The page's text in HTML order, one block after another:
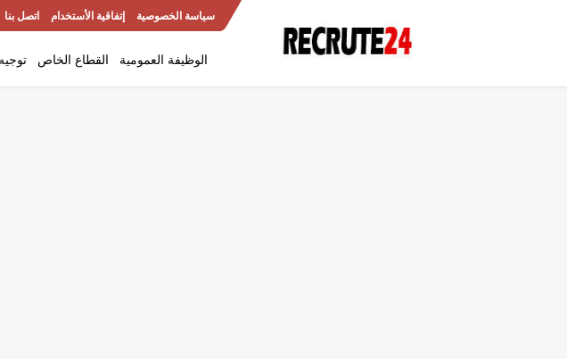
سياسة الخصوصية إتفاقية الأستخدام اتصل بنا
الوظيفة العمومية القطاع الخاص توجيه